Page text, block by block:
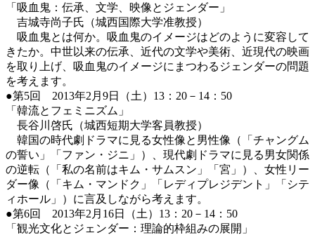
「吸血鬼：伝承、文学、映像とジェンダー」
吉城寺尚子氏（城西国際大学准教授）
吸血鬼とは何か。吸血鬼のイメージはどのように変容して
きたか。中世以来の伝承、近代の文学や美術、近現代の映画
を取り上げ、吸血鬼のイメージにまつわるジェンダーの問題
を考えます。
●第5回 2013年2月9日（土）13：20－14：50
「韓流とフェミニズム」
長谷川啓氏（城西短期大学客員教授）
韓国の時代劇ドラマに見る女性像と男性像（「チャングム
の誓い」「ファン・ジニ」）、現代劇ドラマに見る男女関係
の逆転（「私の名前はキム・サムスン」「宮」）、女性リー
ダー像（「キム・マンドク」「レディプレジデント」「シテ
ィホール」）に言及しながら考えます。
●第6回 2013年2月16日（土）13：20－14：50
「観光文化とジェンダー：理論的枠組みの展開」